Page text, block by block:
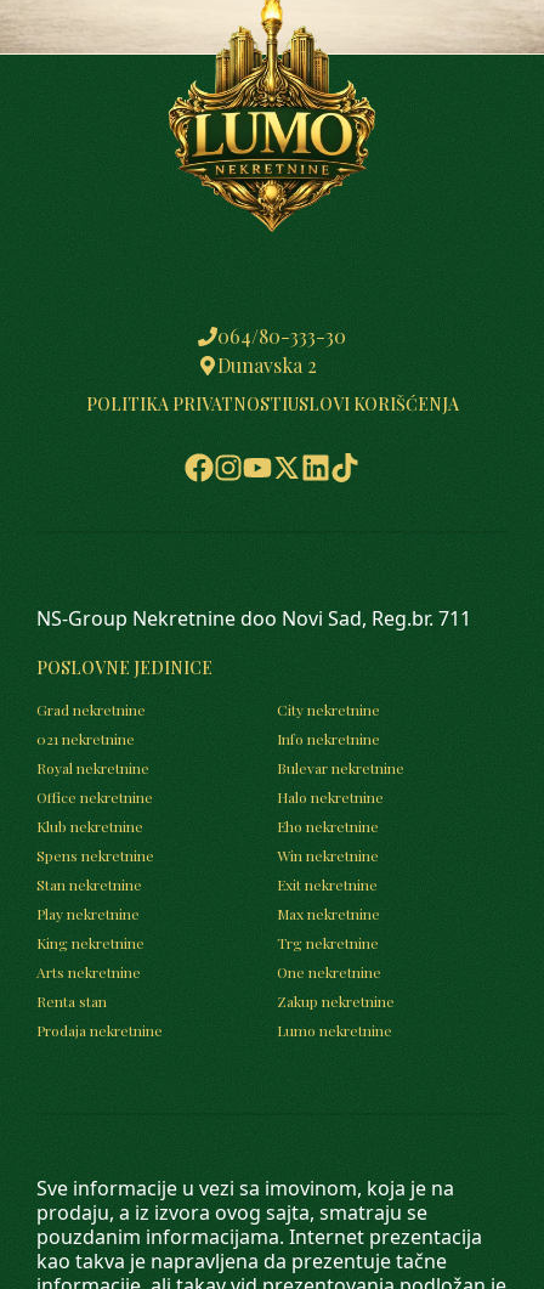
064/80-333-30
Dunavska 2
POLITIKA PRIVATNOSTIUSLOVI KORIŠĆENJA
Sve informacije u vezi sa imovinom, koja je na
prodaju, a iz izvora ovog sajta, smatraju se
pouzdanim informacijama. Internet prezentacija
kao takva je napravljena da prezentuje tačne
NS-Group Nekretnine doo Novi Sad, Reg.br. 711
POSLOVNE JEDINICE
Grad nekretnine
City nekretnine
021 nekretnine
Info nekretnine
Royal nekretnine
Bulevar nekretnine
Office nekretnine
Halo nekretnine
Klub nekretnine
Eho nekretnine
Spens nekretnine
Win nekretnine
Stan nekretnine
Exit nekretnine
Play nekretnine
Max nekretnine
King nekretnine
Trg nekretnine
Arts nekretnine
One nekretnine
Renta stan
Zakup nekretnine
Prodaja nekretnine
Lumo nekretnine